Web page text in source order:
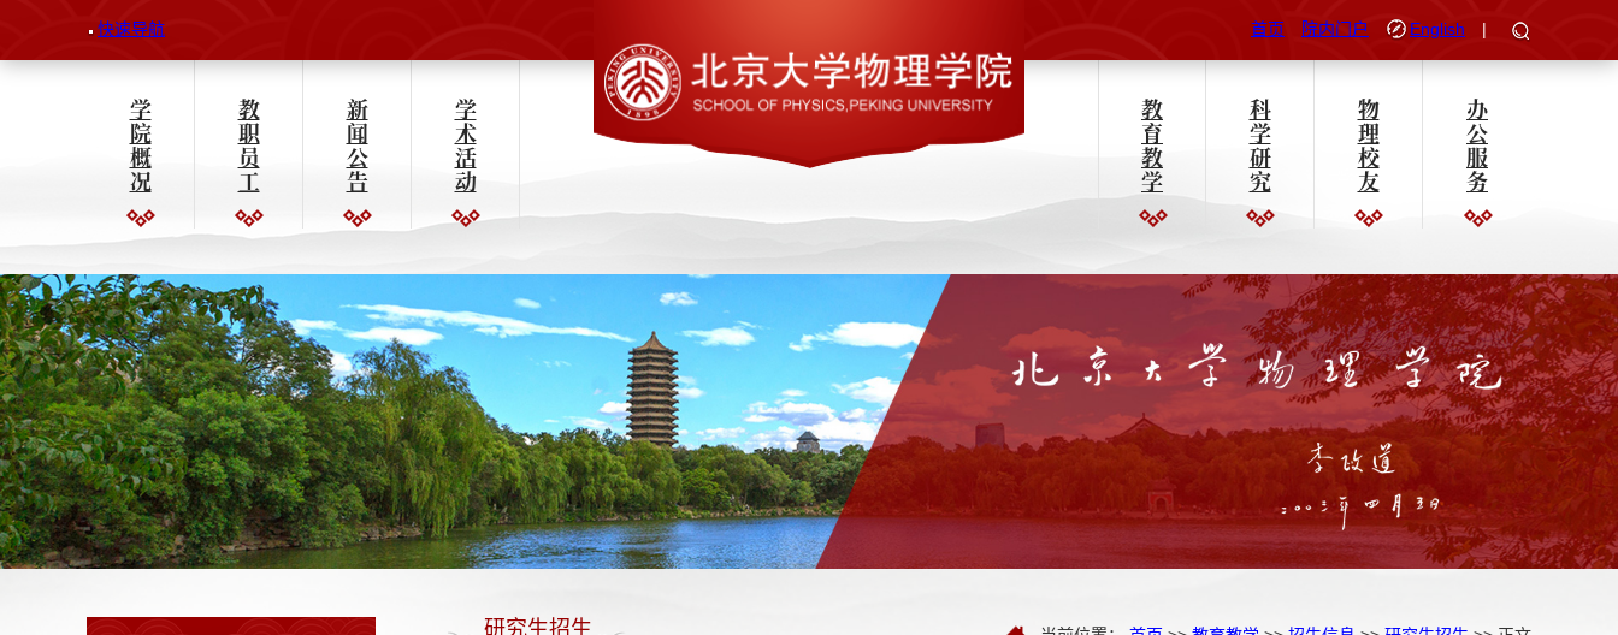
快速导航 首页 院内门户 English |
学
院
概
况
教
职
员
工
新
闻
公
告
学
术
活
动
教
育
教
学
科
学
研
究
物
理
校
友
办
公
服
务
研究生招生